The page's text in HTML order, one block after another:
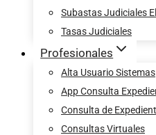
Subastas Judiciales
Tasas Judiciales
Profesionales
Alta Usuario Sistemas
App Consulta
Consulta de
Consultas Virtuales